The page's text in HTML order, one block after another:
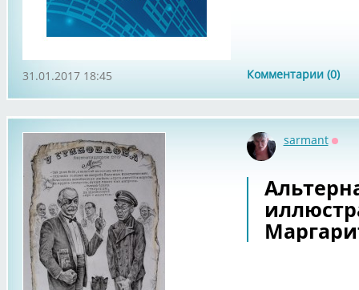
Комментарии (0)
31.01.2017 18:45
sarmant